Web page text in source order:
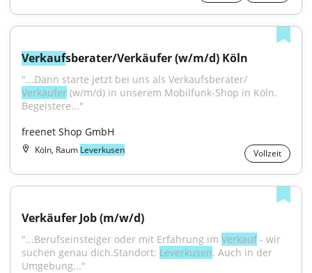
Verkaufsberater/Verkäufer (w/m/d) Köln
Verkäufer (w/m/d) in unserem Mobilfunk-Shop in Köln.
Begeistere..."
freenet Shop GmbH
Köln, Raum Leverkusen Vollzeit
Verkäufer Job (m/w/d)
"...Berufseinsteiger oder mit Erfahrung im Verkauf - wir
suchen genau dich.Standort: Leverkusen. Auch in der
Umgebung..."